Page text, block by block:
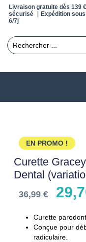
Livraison gratuite dès 139
sécurisé ｜Expédition
6/7j
EN PROMO !
Curette
Dental
36,99€
Curette
Conçue pour
radiculaire.